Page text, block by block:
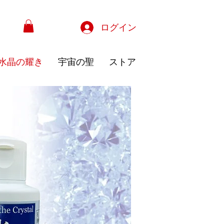
ログイン
晶の耀き 宇宙の聖 ストア